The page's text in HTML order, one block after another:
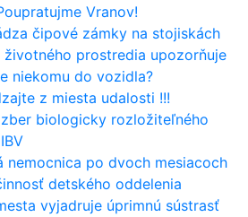
Vranov!
čipové zámky na stojiskách
životného prostredia upozorňuje
niekomu do vozidla?
z miesta udalosti !!!
zber biologicky rozložiteľného
nemocnica po dvoch mesiacoch
detského oddelenia
vyjadruje úprimnú sústrasť